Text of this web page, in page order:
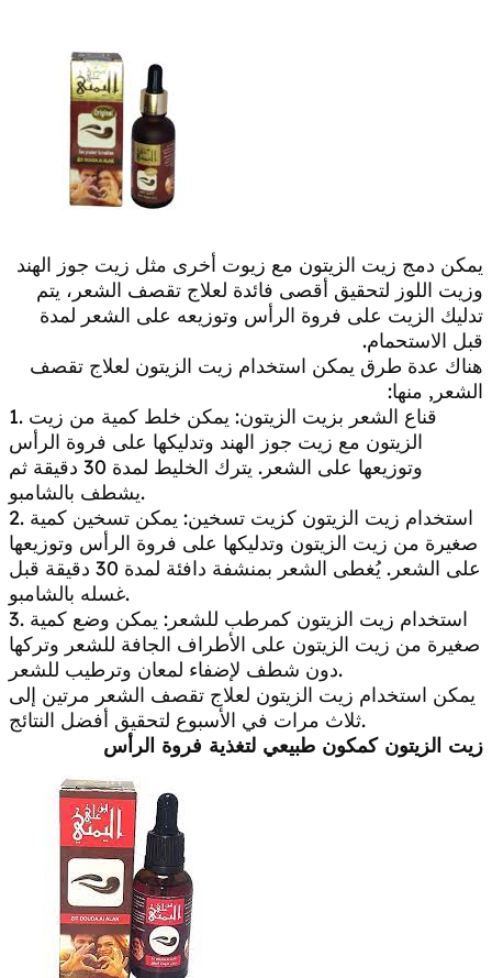
يمكن دمج زيت الزيتون مع زيوت أخرى مثل زيت جوز الهند
وزيت اللوز لتحقيق أقصى فائدة لعلاج تقصف الشعر، يتم
تدليك الزيت على فروة الرأس وتوزيعه على الشعر لمدة
قبل الاستحمام.
هناك عدة طرق يمكن استخدام زيت الزيتون لعلاج تقصف
الشعر, منها:
1. قناع الشعر بزيت الزيتون: يمكن خلط كمية من زيت
الزيتون مع زيت جوز الهند وتدليكها على فروة الرأس
وتوزيعها على الشعر. يترك الخليط لمدة 30 دقيقة ثم
يشطف بالشامبو.
2. استخدام زيت الزيتون كزيت تسخين: يمكن تسخين كمية
صغيرة من زيت الزيتون وتدليكها على فروة الرأس وتوزيعها
على الشعر. يُغطى الشعر بمنشفة دافئة لمدة 30 دقيقة قبل
غسله بالشامبو.
3. استخدام زيت الزيتون كمرطب للشعر: يمكن وضع كمية
صغيرة من زيت الزيتون على الأطراف الجافة للشعر وتركها
دون شطف لإضفاء لمعان وترطيب للشعر.
يمكن استخدام زيت الزيتون لعلاج تقصف الشعر مرتين إلى
ثلاث مرات في الأسبوع لتحقيق أفضل النتائج.
زيت الزيتون كمكون طبيعي لتغذية فروة الرأس